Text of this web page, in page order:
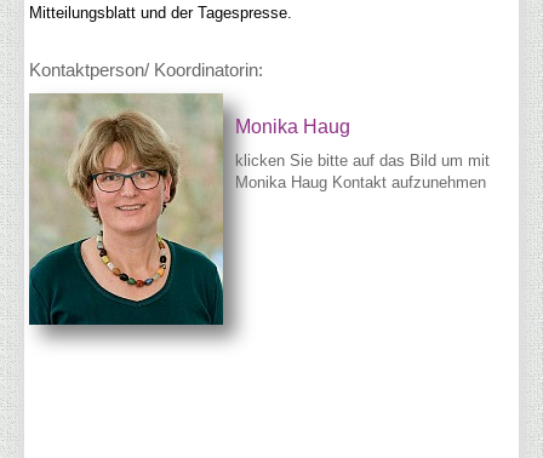
Mitteilungsblatt und der Tagespresse.
Kontaktperson/ Koordinatorin:
Monika Haug
klicken Sie bitte auf das Bild um mit
Monika Haug Kontakt aufzunehmen